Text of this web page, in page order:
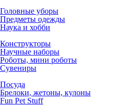
Головные уборы
Предметы одежды
Наука и хобби
Конструкторы
Научные наборы
Роботы, мини роботы
Сувениры
Посуда
Брелоки, жетоны, кулоны
Fun Pet Stuff